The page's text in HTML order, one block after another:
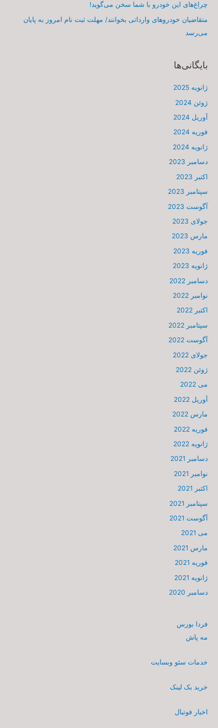
چراغ‌های این خودرو با شما سخن می‌گوید!
متقاضیان خودروهای وارداتی بخوانند/ مهلت ثبت نام امروز به پایان
می‌رسد
بایگانی‌ها
ژانویه 2025
ژوئن 2024
آوریل 2024
فوریه 2024
ژانویه 2024
دسامبر 2023
اکتبر 2023
سپتامبر 2023
آگوست 2023
جولای 2023
مارس 2023
فوریه 2023
ژانویه 2023
دسامبر 2022
نوامبر 2022
اکتبر 2022
سپتامبر 2022
آگوست 2022
جولای 2022
ژوئن 2022
می 2022
آوریل 2022
مارس 2022
فوریه 2022
ژانویه 2022
دسامبر 2021
نوامبر 2021
اکتبر 2021
سپتامبر 2021
آگوست 2021
می 2021
مارس 2021
فوریه 2021
ژانویه 2021
دسامبر 2020
فردا بورس
مه پاش
خدمات سئو وبسایت
خرید بک لینک
اخبار فوتبال